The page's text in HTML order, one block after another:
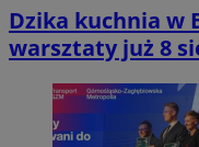
Dzika kuchnia w
warsztaty już 8